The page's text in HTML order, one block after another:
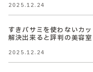
2025.12.24
すきバサミを使わないカ
解決出来ると評判の美容室
2025.12.24